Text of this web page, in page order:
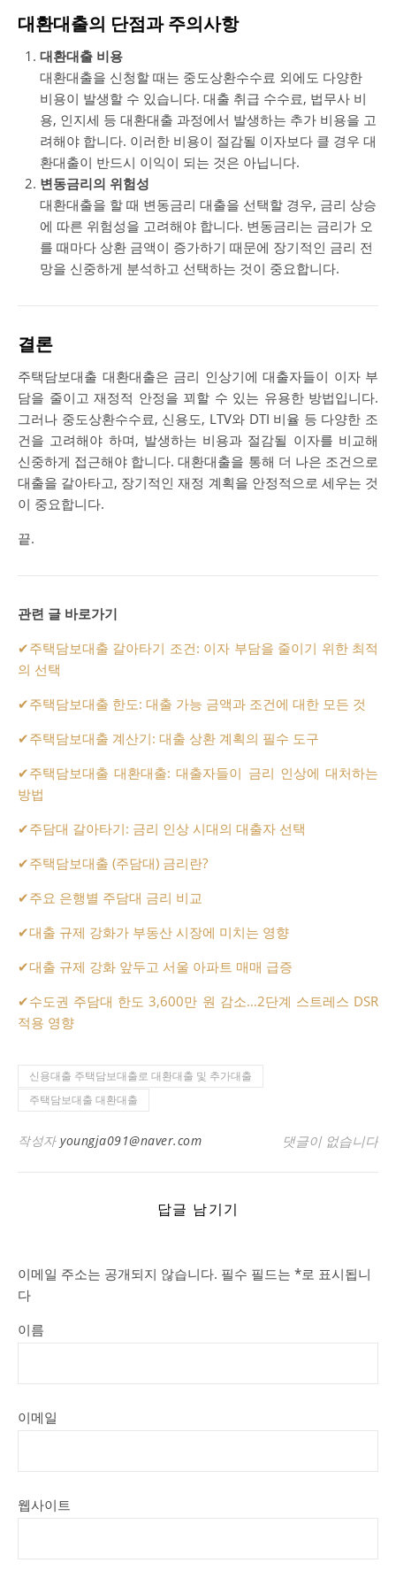
대환대출의 단점과 주의사항
대환대출 비용
대환대출을 신청할 때는 중도상환수수료 외에도 다양한
비용이 발생할 수 있습니다. 대출 취급 수수료, 법무사 비
용, 인지세 등 대환대출 과정에서 발생하는 추가 비용을 고
려해야 합니다. 이러한 비용이 절감될 이자보다 클 경우 대
환대출이 반드시 이익이 되는 것은 아닙니다.
변동금리의 위험성
대환대출을 할 때 변동금리 대출을 선택할 경우, 금리 상승
에 따른 위험성을 고려해야 합니다. 변동금리는 금리가 오
를 때마다 상환 금액이 증가하기 때문에 장기적인 금리 전
망을 신중하게 분석하고 선택하는 것이 중요합니다.
결론
주택담보대출 대환대출은 금리 인상기에 대출자들이 이자 부
담을 줄이고 재정적 안정을 꾀할 수 있는 유용한 방법입니다.
그러나 중도상환수수료, 신용도, LTV와 DTI 비율 등 다양한 조
건을 고려해야 하며, 발생하는 비용과 절감될 이자를 비교해
신중하게 접근해야 합니다. 대환대출을 통해 더 나은 조건으로
대출을 갈아타고, 장기적인 재정 계획을 안정적으로 세우는 것
이 중요합니다.
끝.
관련 글 바로가기
✔주택담보대출 갈아타기 조건: 이자 부담을 줄이기 위한 최적
의 선택
✔주택담보대출 한도: 대출 가능 금액과 조건에 대한 모든 것
✔주택담보대출 계산기: 대출 상환 계획의 필수 도구
✔주택담보대출 대환대출: 대출자들이 금리 인상에 대처하는
방법
✔주담대 갈아타기: 금리 인상 시대의 대출자 선택
✔주택담보대출 (주담대) 금리란?
✔주요 은행별 주담대 금리 비교
✔대출 규제 강화가 부동산 시장에 미치는 영향
✔대출 규제 강화 앞두고 서울 아파트 매매 급증
✔수도권 주담대 한도 3,600만 원 감소…2단계 스트레스 DSR
적용 영향
신용대출 주택담보대출로 대환대출 및 추가대출
주택담보대출 대환대출
작성자 youngja091@naver.com 댓글이 없습니다
답글 남기기
이메일 주소는 공개되지 않습니다. 필수 필드는 *로 표시됩니
다
이름
이메일
웹사이트